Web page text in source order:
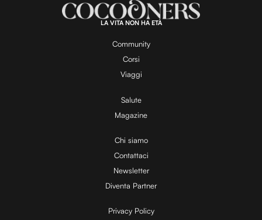
LA VITA NON HA ETÀ
Community
Corsi
Viaggi
Salute
Magazine
Chi siamo
Contattaci
Newsletter
Diventa Partner
Privacy Policy